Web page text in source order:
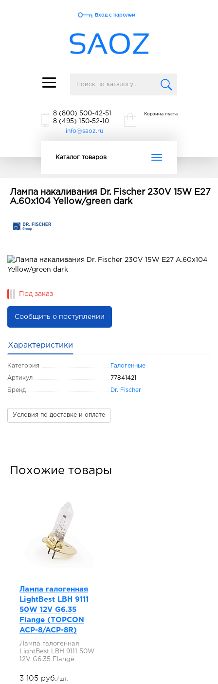
Toggle
navigation
Вход с паролем
8 (800) 500-42-51
8 (495) 150-52-10
info@saoz.ru
Корзина пуста
Toggle
Каталог товаров
Лампа накаливания Dr. Fischer 230V 15W E27
A.60x104 Yellow/green dark
Под заказ
Сообщить о поступлении
Характеристики
Категория Галогенные
Артикул 77841421
Бренд Dr. Fischer
Условия по доставке и оплате
Похожие товары
Лампа галогенная
LightBest LBH 9111
50W 12V G6.35
Flange (TOPCON
ACP-8/ACP-8R)
Лампа галогенная
LightBest LBH 9111 50W
12V G6.35 Flange
3 105 руб./шт.